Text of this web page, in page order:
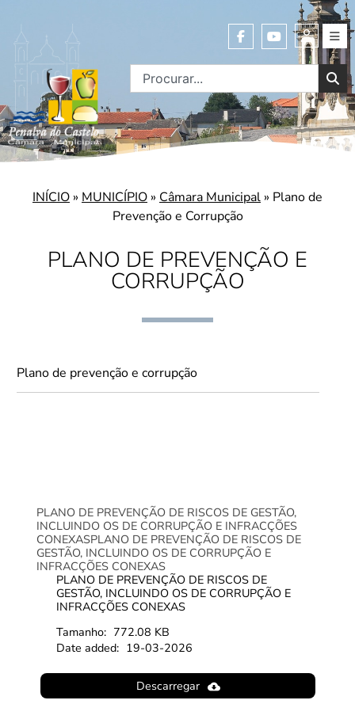
PLANO DE PREVENÇÃO E
CORRUPÇÃO
INÍCIO » MUNICÍPIO » Câmara Municipal » Plano de
Prevenção e Corrupção
Plano de prevenção e corrupção
PLANO DE PREVENÇÃO DE RISCOS DE GESTÃO,
INCLUINDO OS DE CORRUPÇÃO E INFRACÇÕES
CONEXASPLANO DE PREVENÇÃO DE RISCOS DE
GESTÃO, INCLUINDO OS DE CORRUPÇÃO E
INFRACÇÕES CONEXAS
PLANO DE PREVENÇÃO DE RISCOS DE
GESTÃO, INCLUINDO OS DE CORRUPÇÃO E
INFRACÇÕES CONEXAS
Tamanho: 772.08 KB
Date added: 19-03-2026
Descarregar